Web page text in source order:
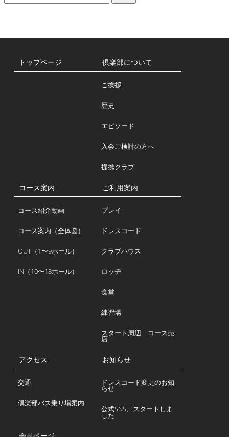
索:
トップページ 倶楽部について
ご挨拶
歴史
エピソード
入会ご検討の方へ
提携クラブ
コース案内
コース紹介動画
コース案内（全体図）
OUT（1〜9ホール）
IN（10〜18ホール）
ご利用案内
プレイ
ドレスコード
クラブハウス
ロッヂ
食堂
練習場
スタート周辺 コース売
店
アクセス
交通
倶楽部バス乗り場案内
お知らせ
ドレスコード変更のお知
らせ
公式SNS、スタートしま
した